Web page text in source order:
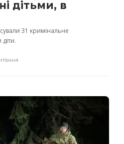
дітьми, в
31 кримінальне